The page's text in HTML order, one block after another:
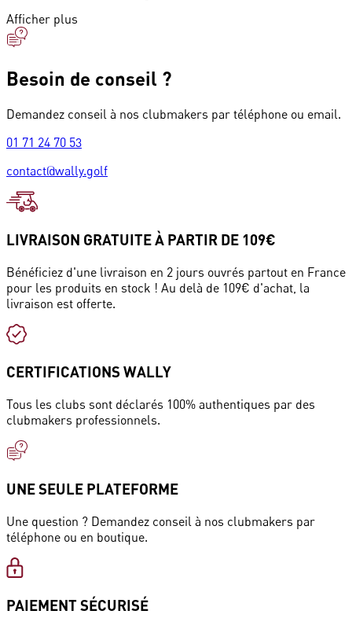
Afficher plus
Besoin de conseil ?
Demandez conseil à nos clubmakers par téléphone ou email.
01 71 24 70 53
contact@wally.golf
LIVRAISON GRATUITE À PARTIR DE 109€
Bénéficiez d'une livraison en 2 jours ouvrés partout en France
pour les produits en stock ! Au delà de 109€ d'achat, la
livraison est offerte.
CERTIFICATIONS WALLY
Tous les clubs sont déclarés 100% authentiques par des
clubmakers professionnels.
UNE SEULE PLATEFORME
Une question ? Demandez conseil à nos clubmakers par
téléphone ou en boutique.
PAIEMENT SÉCURISÉ